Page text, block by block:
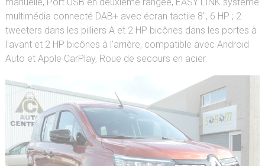
multimédia connecté DAB+ avec écran tactile 8", 6 HP ; 2
tweeters dans les pilliers A et 2 HP bicônes dans les portes à
l'avant et 2 HP bicônes à l'arrière, compatible avec Android
Auto et Apple CarPlay, Roue de secours en acier